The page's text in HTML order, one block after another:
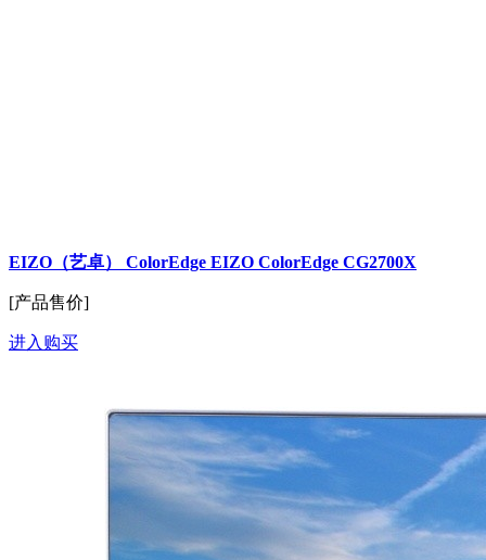
EIZO（艺卓） ColorEdge EIZO ColorEdge CG2700X
[产品售价]
进入购买